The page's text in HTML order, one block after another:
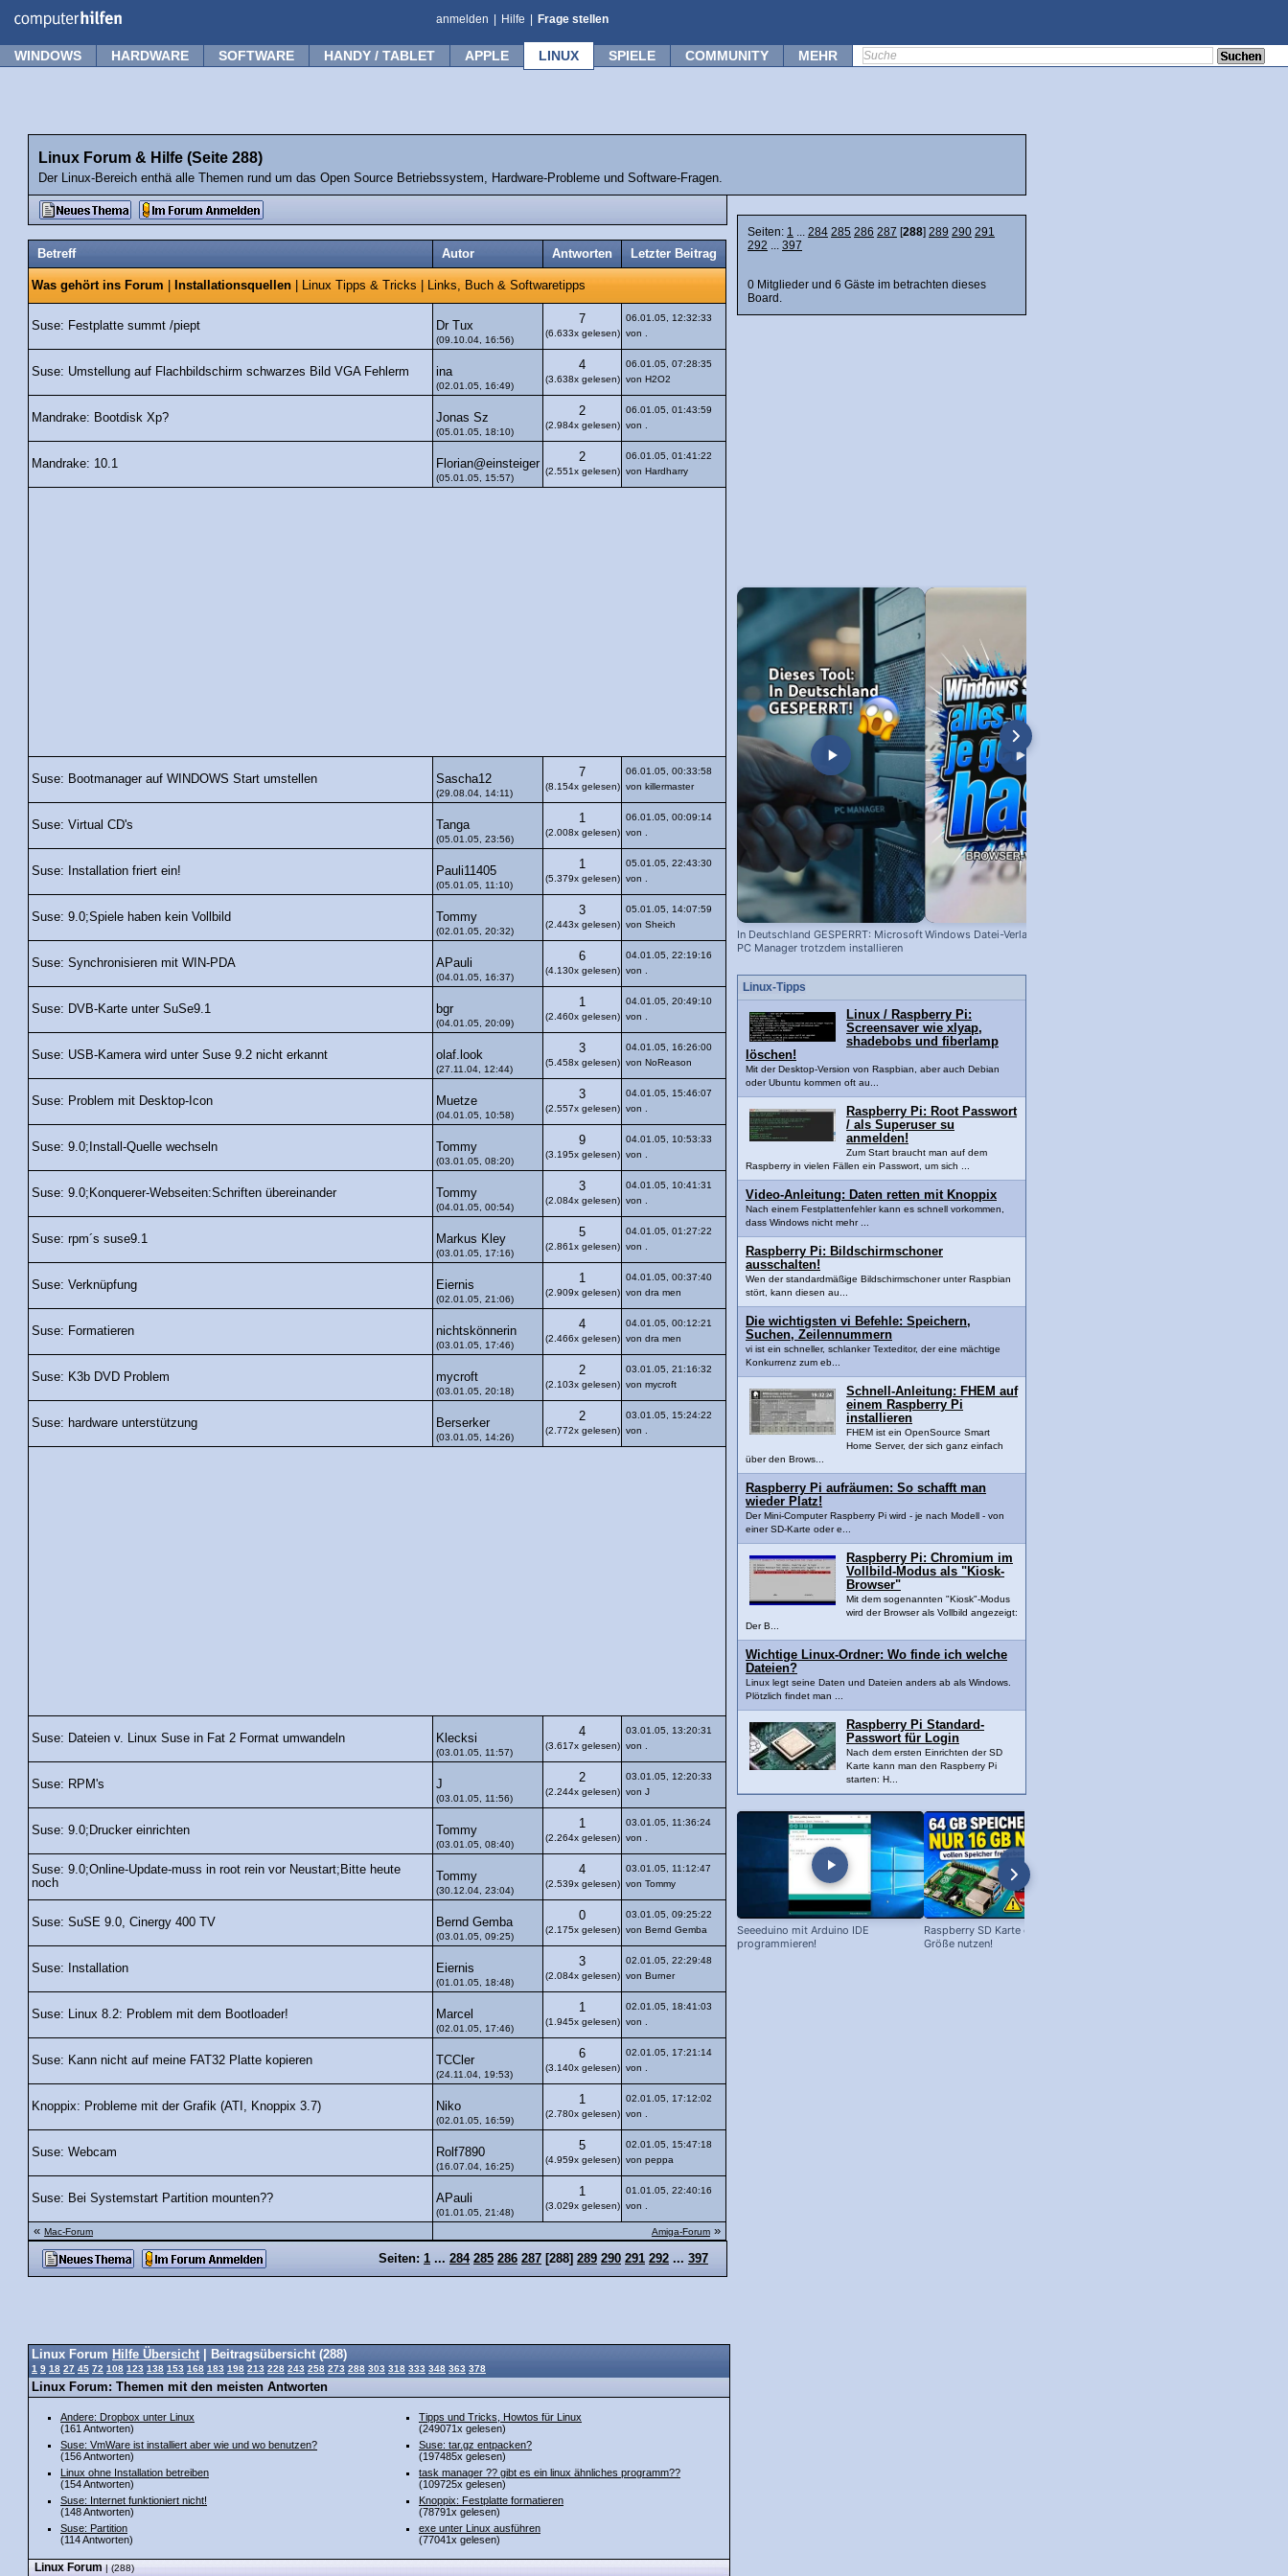
anmelden Hilfe Frage stellen
WINDOWS HARDWARE SOFTWARE HANDY / TABLET APPLE LINUX SPIELE COMMUNITY MEHR
Linux Forum & Hilfe (Seite 288)
Der Linux-Bereich enthä alle Themen rund um das Open Source Betriebssystem, Hardware-Probleme und Software-Fragen.
Betreff Autor Antworten Letzter Beitrag
Was gehört ins Forum Installationsquellen Linux Tipps & Tricks Links, Buch & Softwaretipps
Suse: Festplatte summt /piept Dr Tux
(09.10.04, 16:56)
7
(6.633x gelesen)
06.01.05, 12:32:33
von .
Suse: Umstellung auf Flachbildschirm schwarzes Bild VGA Fehlerm ina
(02.01.05, 16:49)
4
(3.638x gelesen)
06.01.05, 07:28:35
von H2O2
Mandrake: Bootdisk Xp? Jonas Sz
(05.01.05, 18:10)
2
(2.984x gelesen)
06.01.05, 01:43:59
von .
Mandrake: 10.1 Florian@einsteiger
(05.01.05, 15:57)
2
(2.551x gelesen)
06.01.05, 01:41:22
von Hardharry
Suse: Bootmanager auf WINDOWS Start umstellen Sascha12
(29.08.04, 14:11)
7
(8.154x gelesen)
06.01.05, 00:33:58
von killermaster
Suse: Virtual CD's Tanga
(05.01.05, 23:56)
1
(2.008x gelesen)
06.01.05, 00:09:14
von .
Suse: Installation friert ein! Pauli11405
(05.01.05, 11:10)
1
(5.379x gelesen)
05.01.05, 22:43:30
von .
Suse: 9.0;Spiele haben kein Vollbild Tommy
(02.01.05, 20:32)
3
(2.443x gelesen)
05.01.05, 14:07:59
von Sheich
Suse: Synchronisieren mit WIN-PDA APauli
(04.01.05, 16:37)
6
(4.130x gelesen)
04.01.05, 22:19:16
von .
Suse: DVB-Karte unter SuSe9.1 bgr
(04.01.05, 20:09)
1
(2.460x gelesen)
04.01.05, 20:49:10
von .
Suse: USB-Kamera wird unter Suse 9.2 nicht erkannt olaf.look
(27.11.04, 12:44)
3
(5.458x gelesen)
04.01.05, 16:26:00
von NoReason
Suse: Problem mit Desktop-Icon Muetze
(04.01.05, 10:58)
3
(2.557x gelesen)
04.01.05, 15:46:07
von .
Suse: 9.0;Install-Quelle wechseln Tommy
(03.01.05, 08:20)
9
(3.195x gelesen)
04.01.05, 10:53:33
von .
Suse: 9.0;Konquerer-Webseiten:Schriften übereinander Tommy
(04.01.05, 00:54)
3
(2.084x gelesen)
04.01.05, 10:41:31
von .
Suse: rpm´s suse9.1 Markus Kley
(03.01.05, 17:16)
5
(2.861x gelesen)
04.01.05, 01:27:22
von .
Suse: Verknüpfung Eiernis
(02.01.05, 21:06)
1
(2.909x gelesen)
04.01.05, 00:37:40
von dra men
Suse: Formatieren nichtskönnerin
(03.01.05, 17:46)
4
(2.466x gelesen)
04.01.05, 00:12:21
von dra men
Suse: K3b DVD Problem mycroft
(03.01.05, 20:18)
2
(2.103x gelesen)
03.01.05, 21:16:32
von mycroft
Suse: hardware unterstützung Berserker
(03.01.05, 14:26)
2
(2.772x gelesen)
03.01.05, 15:24:22
von .
Suse: Dateien v. Linux Suse in Fat 2 Format umwandeln Klecksi
(03.01.05, 11:57)
4
(3.617x gelesen)
03.01.05, 13:20:31
von .
Suse: RPM's J
(03.01.05, 11:56)
2
(2.244x gelesen)
03.01.05, 12:20:33
von J
Suse: 9.0;Drucker einrichten Tommy
(03.01.05, 08:40)
1
(2.264x gelesen)
03.01.05, 11:36:24
von .
Suse: 9.0;Online-Update-muss in root rein vor Neustart;Bitte heute
noch
Tommy
(30.12.04, 23:04)
4
(2.539x gelesen)
03.01.05, 11:12:47
von Tommy
Suse: SuSE 9.0, Cinergy 400 TV Bernd Gemba
(03.01.05, 09:25)
0
(2.175x gelesen)
03.01.05, 09:25:22
von Bernd Gemba
Suse: Installation Eiernis
(01.01.05, 18:48)
3
(2.084x gelesen)
02.01.05, 22:29:48
von Burner
Suse: Linux 8.2: Problem mit dem Bootloader! Marcel
(02.01.05, 17:46)
1
(1.945x gelesen)
02.01.05, 18:41:03
von .
Suse: Kann nicht auf meine FAT32 Platte kopieren TCCler
(24.11.04, 19:53)
6
(3.140x gelesen)
02.01.05, 17:21:14
von .
Knoppix: Probleme mit der Grafik (ATI, Knoppix 3.7) Niko
(02.01.05, 16:59)
1
(2.780x gelesen)
02.01.05, 17:12:02
von .
Suse: Webcam Rolf7890
(16.07.04, 16:25)
5
(4.959x gelesen)
02.01.05, 15:47:18
von peppa
Suse: Bei Systemstart Partition mounten?? APauli
(01.01.05, 21:48)
1
(3.029x gelesen)
01.01.05, 22:40:16
von .
«Mac-Forum Amiga-Forum»
Seiten: 1 ... 284 285 286 287 [288] 289 290 291
292 ... 397
0 Mitglieder und 6 Gäste im betrachten dieses
Board.
In Deutschland GESPERRT: Microsoft
PC Manager trotzdem installieren
Windows Datei-Verlauf löschen!
Linux-Tipps
Linux / Raspberry Pi:
Screensaver wie xlyap,
shadebobs und fiberlamp
löschen!
Mit der Desktop-Version von Raspbian, aber auch Debian
oder Ubuntu kommen oft au...
Raspberry Pi: Root Passwort
/ als Superuser su
anmelden!
Zum Start braucht man auf dem
Raspberry in vielen Fällen ein Passwort, um sich ...
Video-Anleitung: Daten retten mit Knoppix
Nach einem Festplattenfehler kann es schnell vorkommen,
dass Windows nicht mehr ...
Raspberry Pi: Bildschirmschoner
ausschalten!
Wen der standardmäßige Bildschirmschoner unter Raspbian
stört, kann diesen au...
Die wichtigsten vi Befehle: Speichern,
Suchen, Zeilennummern
vi ist ein schneller, schlanker Texteditor, der eine mächtige
Konkurrenz zum eb...
Schnell-Anleitung: FHEM auf
einem Raspberry Pi
installieren
FHEM ist ein OpenSource Smart
Home Server, der sich ganz einfach
über den Brows...
Raspberry Pi aufräumen: So schafft man
wieder Platz!
Der Mini-Computer Raspberry Pi wird - je nach Modell - von
einer SD-Karte oder e...
Raspberry Pi: Chromium im
Vollbild-Modus als "Kiosk-
Browser"
Mit dem sogenannten "Kiosk"-Modus
wird der Browser als Vollbild angezeigt:
Der B...
Wichtige Linux-Ordner: Wo finde ich welche
Dateien?
Linux legt seine Daten und Dateien anders ab als Windows.
Plötzlich findet man ...
Raspberry Pi Standard-
Passwort für Login
Nach dem ersten Einrichten der SD
Karte kann man den Raspberry Pi
starten: H...
Seeeduino mit Arduino IDE
programmieren!
Raspberry SD Karte erweitern - volle
Größe nutzen!
Seiten: 1 ... 284 285 286 287 [288] 289 290 291 292 ... 397
Linux Forum Hilfe Übersicht | Beitragsübersicht (288)
1 9 18 27 45 72 108 123 138 153 168 183 198 213 228 243 258 273 288 303 318 333 348 363 378
Linux Forum: Themen mit den meisten Antworten
Andere: Dropbox unter Linux
(161 Antworten)
Suse: VmWare ist installiert aber wie und wo benutzen?
(156 Antworten)
Linux ohne Installation betreiben
(154 Antworten)
Suse: Internet funktioniert nicht!
(148 Antworten)
Suse: Partition
(114 Antworten)
Tipps und Tricks, Howtos für Linux
(249071x gelesen)
Suse: tar.gz entpacken?
(197485x gelesen)
task manager ?? gibt es ein linux ähnliches programm??
(109725x gelesen)
Knoppix: Festplatte formatieren
(78791x gelesen)
exe unter Linux ausführen
(77041x gelesen)
Linux Forum | (288)